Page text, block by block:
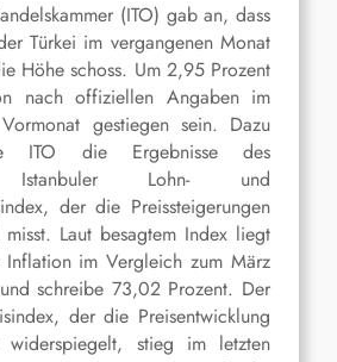
(ITO) gab an, dass
Türkei im vergangenen Monat
Höhe schoss. Um 2,95 Prozent
nach offiziellen Angaben im
gestiegen sein. Dazu
ITO die Ergebnisse des
Istanbuler Lohn- und
der die Preissteigerungen
Laut besagtem Index liegt
im Vergleich zum März
schreibe 73,02 Prozent. Der
der die Preisentwicklung
widerspiegelt, stieg im letzten